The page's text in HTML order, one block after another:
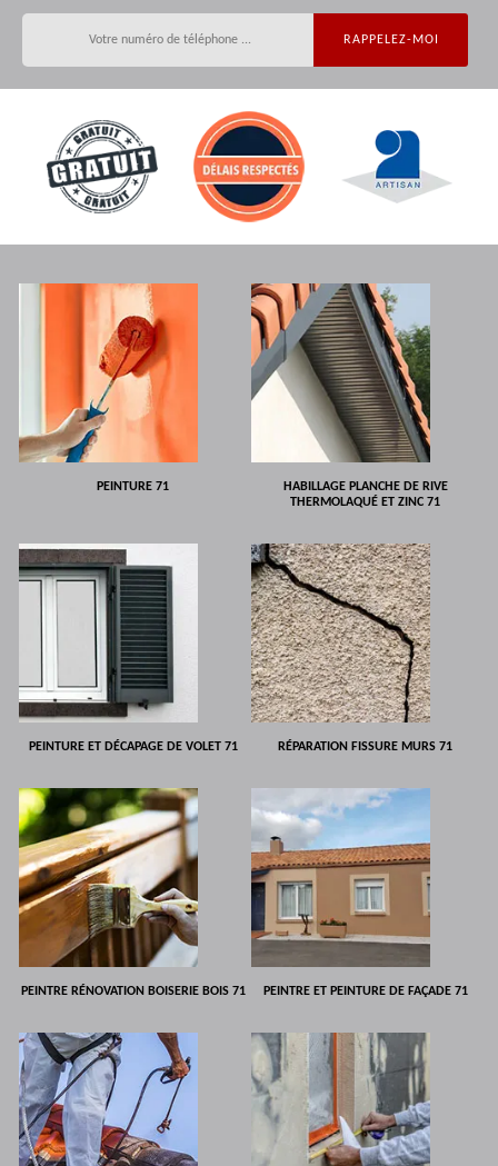
PEINTURE 71
HABILLAGE PLANCHE DE RIVE
THERMOLAQUÉ ET ZINC 71
PEINTURE ET DÉCAPAGE DE VOLET 71 RÉPARATION FISSURE MURS 71
PEINTRE RÉNOVATION BOISERIE BOIS 71 PEINTRE ET PEINTURE DE FAÇADE 71